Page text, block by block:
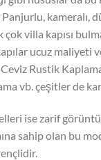
kameralı,
villa kapısı
ucuz maliyeti
Rustik
vb. çeşitler de
ise zarif
sahip olan bu